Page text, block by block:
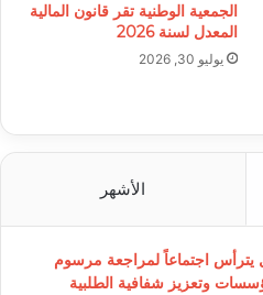
الجمعية الوطنية تقر قانون المالية
المعدل لسنة 2026
يوليو 30, 2026
الأشهر
يترأس اجتماعاً لمراجعة مرسوم
وتعزيز شفافية الطلبية